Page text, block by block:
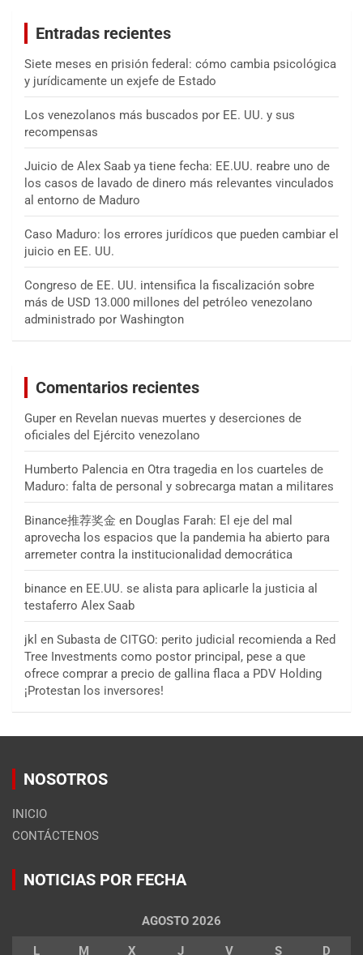
Entradas recientes
Siete meses en prisión federal: cómo cambia psicológica
y jurídicamente un exjefe de Estado
Los venezolanos más buscados por EE. UU. y sus
recompensas
Juicio de Alex Saab ya tiene fecha: EE.UU. reabre uno de
los casos de lavado de dinero más relevantes vinculados
al entorno de Maduro
Caso Maduro: los errores jurídicos que pueden cambiar el
juicio en EE. UU.
Congreso de EE. UU. intensifica la fiscalización sobre
más de USD 13.000 millones del petróleo venezolano
administrado por Washington
Comentarios recientes
Guper en Revelan nuevas muertes y deserciones de
oficiales del Ejército venezolano
Humberto Palencia en Otra tragedia en los cuarteles de
Maduro: falta de personal y sobrecarga matan a militares
Binance推荐奖金 en Douglas Farah: El eje del mal
aprovecha los espacios que la pandemia ha abierto para
arremeter contra la institucionalidad democrática
binance en EE.UU. se alista para aplicarle la justicia al
testaferro Alex Saab
jkl en Subasta de CITGO: perito judicial recomienda a Red
Tree Investments como postor principal, pese a que
ofrece comprar a precio de gallina flaca a PDV Holding
¡Protestan los inversores!
NOSOTROS
INICIO
CONTÁCTENOS
NOTICIAS POR FECHA
AGOSTO 2026
L M X J V S D